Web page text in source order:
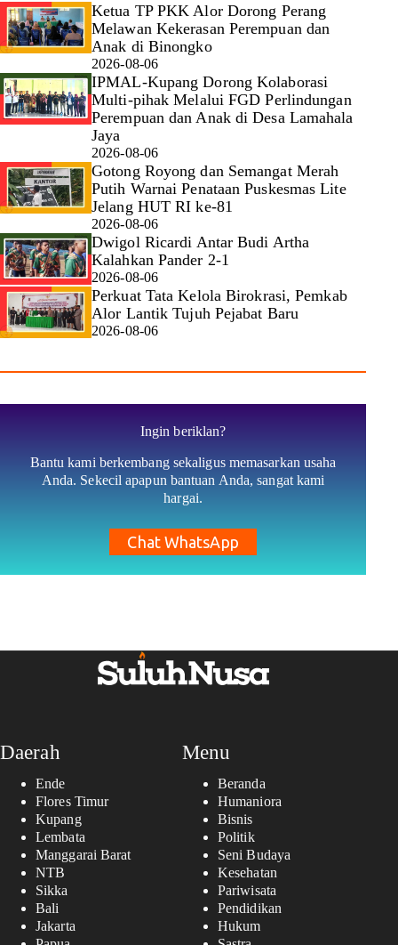
Ketua TP PKK Alor Dorong Perang
Melawan Kekerasan Perempuan dan
Anak di Binongko
2026-08-06
IPMAL-Kupang Dorong Kolaborasi
Multi-pihak Melalui FGD Perlindungan
Perempuan dan Anak di Desa Lamahala
Jaya
2026-08-06
Gotong Royong dan Semangat Merah
Putih Warnai Penataan Puskesmas Lite
Jelang HUT RI ke-81
2026-08-06
Dwigol Ricardi Antar Budi Artha
Kalahkan Pander 2-1
2026-08-06
Perkuat Tata Kelola Birokrasi, Pemkab
Alor Lantik Tujuh Pejabat Baru
2026-08-06
Ingin beriklan?
Bantu kami berkembang sekaligus memasarkan usaha
Anda. Sekecil apapun bantuan Anda, sangat kami
hargai.
Chat WhatsApp
Daerah
Ende
Flores Timur
Kupang
Lembata
Manggarai Barat
NTB
Sikka
Bali
Jakarta
Menu
Beranda
Humaniora
Bisnis
Politik
Seni Budaya
Kesehatan
Pariwisata
Pendidikan
Hukum